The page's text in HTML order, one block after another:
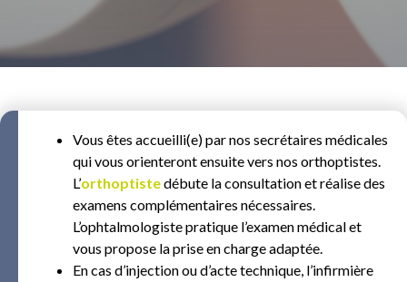
Vous êtes accueilli(e) par nos secrétaires médicales
qui vous orienteront ensuite vers nos orthoptistes.
L’orthoptistedébute la consultation et réalise des
examens complémentaires nécessaires.
L’ophtalmologiste pratique l’examen médical et
vous propose la prise en charge adaptée.
En cas d’injection ou d’acte technique, l’infirmière